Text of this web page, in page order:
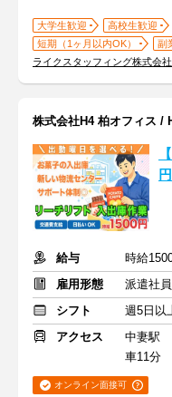
大学生歓迎 高校生歓迎
短期（1ヶ月以内OK）
副
ライクスタッフィング株式会
株式会社H4 柏オフィス
給与
時給
雇用形態
派遣社員
シフト
週5日以
アクセス
中妻駅
車11分
オンライン面接可